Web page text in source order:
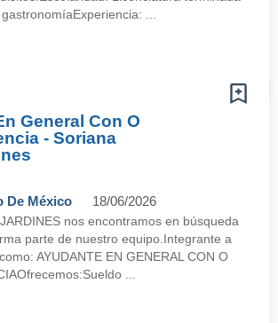
...
General Con O
- Soriana
De México 18/06/2026
nos encontramos en búsqueda
parte de nuestro equipo.Integrante a
AYUDANTE EN GENERAL CON O
...